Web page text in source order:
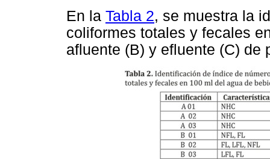
En la Tabla 2, se muestra la
coliformes totales y fecales
afluente (B) y efluente (C) de